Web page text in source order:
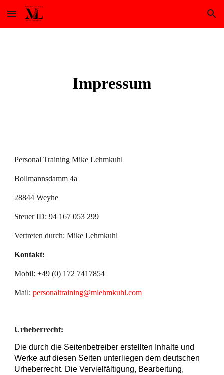
Skip to main content Skip to navigation
Impressum
Personal Training Mike Lehmkuhl
Bollmannsdamm 4a
28844 Weyhe
Steuer ID: 94 167 053 299
Vertreten durch: Mike Lehmkuhl
Kontakt:
Mobil: +49 (0) 172 7417854
Mail:personaltraining@mlehmkuhl.com
Urheberrecht:
Die durch die Seitenbetreiber erstellten Inhalte und
Werke auf diesen Seiten unterliegen dem deutschen
Urheberrecht. Die Vervielfältigung, Bearbeitung,